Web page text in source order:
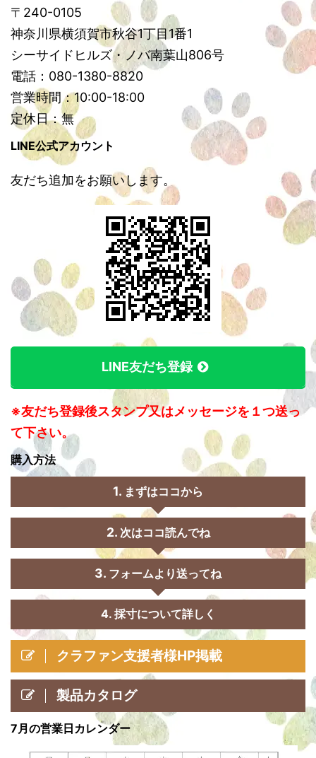
〒240-0105
神奈川県横須賀市秋谷1丁目1番1
シーサイドヒルズ・ノバ南葉山806号
電話：080-1380-8820
営業時間：10:00-18:00
定休日：無
LINE公式アカウント
友だち追加をお願いします。
LINE友だち登録
※友だち登録後スタンプ又はメッセージを１つ送っ
て下さい。
購入方法
まずはココから
次はココ読んでね
フォームより送ってね
4. 採寸について詳しく
クラファン支援者様HP掲載
製品カタログ
7月の営業日カレンダー